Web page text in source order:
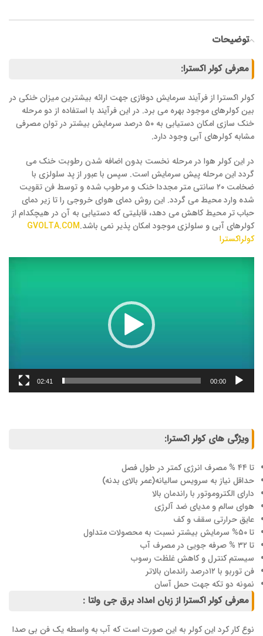
توضیحات
معرفی کولر اکسترا:
کولر اکسترا از فرآیند سرمایش دوفازی جهت ارائه بیشترین میزان خنکی در
بین کولرهای موجود بهره می برد. در این فرآیند با استفاده از دو مرحله
خنک سازی امکان دستیابی به ۵۰ درصد سرمایش بیشتر در توان مصرفی
مشابه کولرهای آبی وجود دارد.
در این کولر هوا در مرحله نخست بدون اضافه شدن رطوبت خنک می
گردد این مرحله پیش سرمایش است. سپس با عبور از پد سلولزی با
ضخامت ۲۰ سانتی متر مجددا خنک و مرطوب شده و توسط فن تقویت
شده وارد محیط می گردد. این روش دمای هوای خروجی را تا زیر دمای
حباب تر محیط کاهش می دهد، قابلیتی که دستیابی به آن در هیچکدام از
کولرهای آبی و سلولزی موجود امکان پذیر نمی باشد.GVOLTA.COM
کولراکسترا
00:00
02:41
ویژگی های کولر اکسترا:
تا ۴۴ % مصرف انرژی کمتر در طول فصل
حداقل نیاز به سرویس سالیانه(عمر بالای بدنه)
دارای الکتروموتور با راندمان بالا
هوای سالم و مدیای ضد آلرژی
عایق حرارتی سقف و کف
تا ۵۰% سرمایش بیشتر نسبت به محصولات متداول
تا ۳۲ % صرفه جویی در مصرف آب
سیستم کنترل و کاهش غلظت رسوب
فن توربو با ۱۲درصد راندمان بالاتر
نمونه دو تکه جهت حمل آسان
معرفی کولر اکسترا از زبان امداد برق جی ولتا :
نوع کار کرد این کولر به این صورت است که آب به واسطه یک فن بی صدا